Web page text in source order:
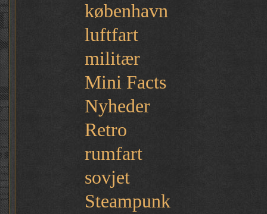
københavn
luftfart
militær
Mini Facts
Nyheder
Retro
rumfart
sovjet
Steampunk